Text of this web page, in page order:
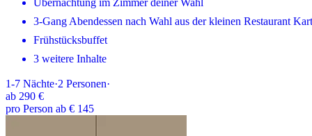
3-Gang Abendessen nach Wahl aus der kleinen Restaurant
Frühstücksbuffet
3 weitere Inhalte
1-7 Nächte·2 Personen·
ab 290 €
pro Person ab € 145